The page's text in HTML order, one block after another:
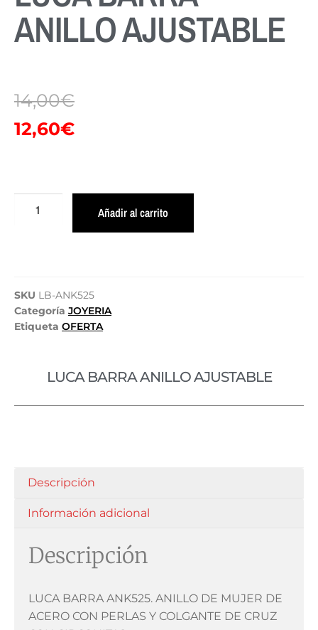
ANILLO AJUSTABLE
14,00€
12,60€
Añadir al carrito
SKU LB-ANK525
Categoría JOYERIA
Etiqueta OFERTA
LUCA BARRA ANILLO AJUSTABLE
Descripción
Información adicional
Descripción
LUCA BARRA ANK525. ANILLO DE MUJER DE
ACERO CON PERLAS Y COLGANTE DE CRUZ